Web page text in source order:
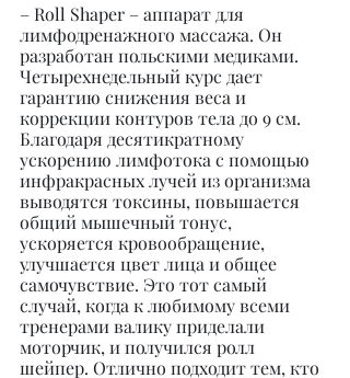
– Roll Shaper – аппарат для
лимфодренажного массажа. Он
разработан польскими медиками.
Четырехнедельный курс дает
гарантию снижения веса и
коррекции контуров тела до 9 см.
Благодаря десятикратному
ускорению лимфотока с помощью
инфракрасных лучей из организма
выводятся токсины, повышается
общий мышечный тонус,
ускоряется кровообращение,
улучшается цвет лица и общее
самочувствие. Это тот самый
случай, когда к любимому всеми
тренерами валику приделали
моторчик, и получился ролл
шейпер. Отлично подходит тем, кто